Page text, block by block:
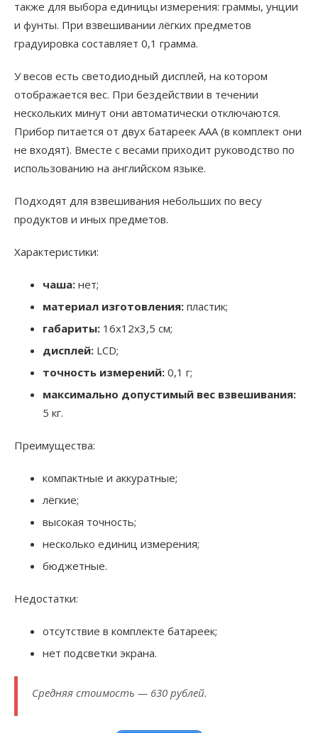
также для выбора единицы измерения: граммы, унции
и фунты. При взвешивании лёгких предметов
градуировка составляет 0,1 грамма.
У весов есть светодиодный дисплей, на котором
отображается вес. При бездействии в течении
нескольких минут они автоматически отключаются.
Прибор питается от двух батареек AAA (в комплект они
не входят). Вместе с весами приходит руководство по
использованию на английском языке.
Подходят для взвешивания небольших по весу
продуктов и иных предметов.
Характеристики:
чаша: нет;
материал изготовления: пластик;
габариты: 16x12x3,5 см;
дисплей: LCD;
точность измерений: 0,1 г;
максимально допустимый вес взвешивания:
5 кг.
Преимущества:
компактные и аккуратные;
лёгкие;
высокая точность;
несколько единиц измерения;
бюджетные.
Недостатки:
отсутствие в комплекте батареек;
нет подсветки экрана.
Средняя стоимость — 630 рублей.